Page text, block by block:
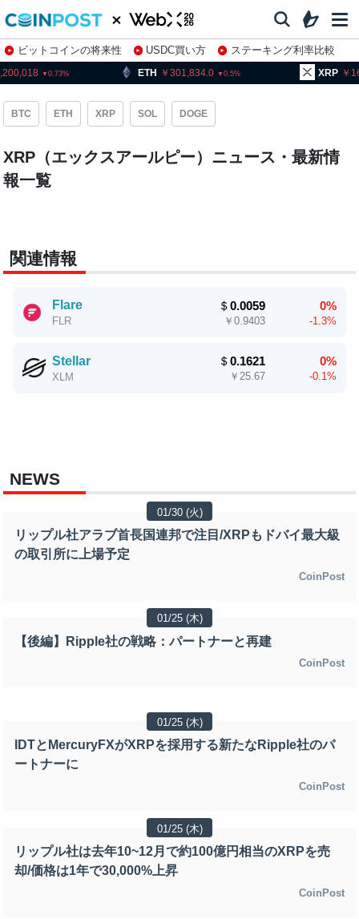
ビットコインの将来性 USDC買い方
ステーキング利率比較
株特集・関連銘柄
0.73 ETH 301,834.0 0.5 XRP
BTC ETH XRP SOL DOGE
XRP（エックスアールピー）ニュース・最新情
報一覧
関連情報
Flare
FLR
＄0.0059
￥ 0.9403
0%
-1.3%
Stellar
XLM
＄0.1621
￥ 25.67
0%
-0.1%
NEWS
01/30 (火)
リップル社アラブ首長国連邦で注目/XRPもドバイ最大級
の取引所に上場予定
CoinPost
01/25 (木)
【後編】Ripple社の戦略：パートナーと再建
CoinPost
01/25 (木)
IDTとMercuryFXがXRPを採用する新たなRipple社のパ
ートナーに
CoinPost
01/25 (木)
リップル社は去年10~12月で約100億円相当のXRPを売
却/価格は1年で30,000%上昇
CoinPost